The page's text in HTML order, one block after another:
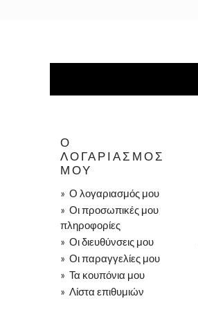
Ο
ΛΟΓΑΡΙΑΣΜΌΣ
ΜΟΥ
» Ο λογαριασμός μου
» Οι προσωπικές μου
πληροφορίες
» Οι διευθύνσεις μου
» Οι παραγγελίες μου
» Τα κουπόνια μου
» Λίστα επιθυμιών